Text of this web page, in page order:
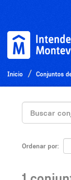
Inicio Conjuntos
Ordenar por